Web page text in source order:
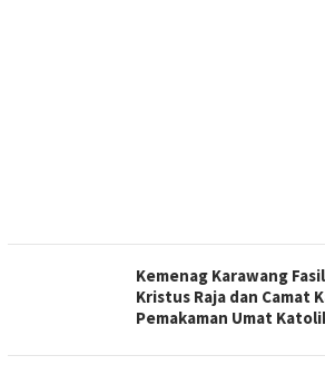
Kemenag Karawang
Kristus Raja dan Camat
Pemakaman Umat